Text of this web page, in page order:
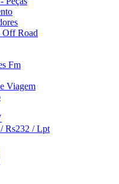
Off Road
Fm
Viagem
Rs232 / Lpt